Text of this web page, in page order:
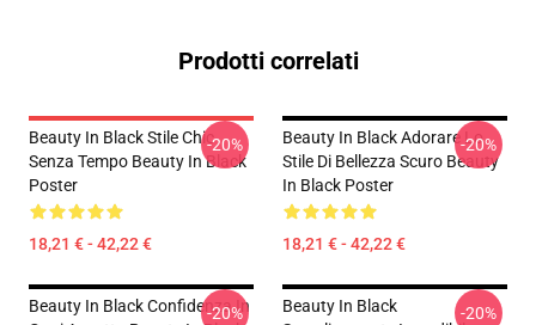
Prodotti correlati
Beauty In Black Stile Chic
Senza Tempo Beauty In Black
Poster
18,21 € - 42,22 €
-20%
Beauty In Black Adorare Lo
Stile Di Bellezza Scuro Beauty
In Black Poster
18,21 € - 42,22 €
-20%
Beauty In Black Confidenza In
-20%
Beauty In Black
-20%